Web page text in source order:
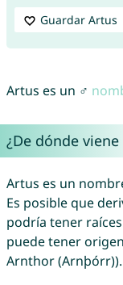
Guardar Artus
Artus es un ♂
¿De dónde
Artus es un
Es posible que
podría tener
puede tener
Arnthor (Arnþórr)).